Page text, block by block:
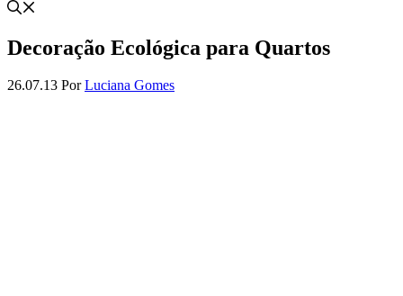
Decoração Ecológica para Quartos
26.07.13 PorLuciana Gomes